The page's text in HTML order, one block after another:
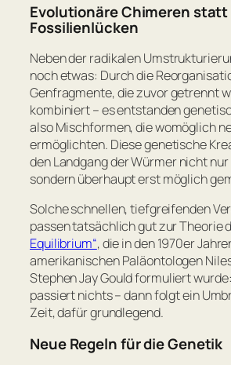
Evolutionäre Chimeren statt
Fossilienlücken
Neben der radikalen
noch etwas: Durch die
Genfragmente, die zuvor getrennt
kombiniert – es entstanden
also Mischformen, die womöglich
ermöglichten. Diese genetische
den Landgang der Würmer nicht
sondern überhaupt erst möglich
Solche schnellen, tiefgreifenden
passen tatsächlich gut zur Theorie
Equilibrium“, die in den 1970er
amerikanischen Paläontologen
Stephen Jay Gould formuliert
passiert nichts – dann folgt ein
Zeit, dafür grundlegend.
Neue Regeln für die Genetik